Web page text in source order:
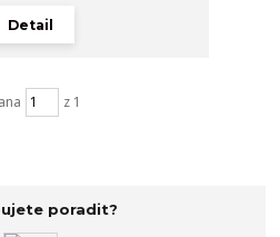
Detail
z 1
poradit?